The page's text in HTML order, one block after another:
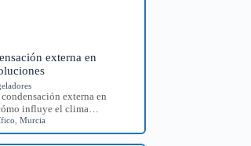
externa en
externa en
influye el clima…
,Murcia